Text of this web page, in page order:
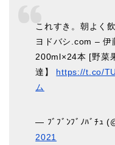
これすき。朝よく
ヨドバシ.com – 伊
200ml×24本 [野菜
達】 https://t.co/
ム
— ﾌﾞﾌﾞﾝﾌﾞﾉﾊﾞﾁｭ
2021